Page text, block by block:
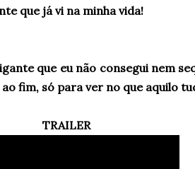
que já vi na minha vida!
que eu não consegui nem
fim, só para ver no que aquilo
TRAILER